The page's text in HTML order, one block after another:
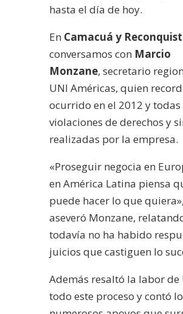
hasta el día de hoy.
En Camacuá y
conversamos con Marcio
Monzane, secretario
UNI Américas, quien
ocurrido en el 2012 y todas
violaciones de derechos y
realizadas por la empresa.
«Proseguir negocia en
en América Latina piensa
puede hacer lo que quiera»,
aseveró Monzane,
todavía no ha habido
juicios que castiguen lo
Además resaltó la labor de
todo este proceso y contó